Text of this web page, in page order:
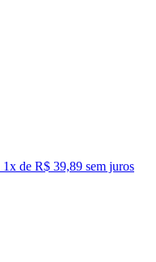
1x de R$ 39,89 sem juros